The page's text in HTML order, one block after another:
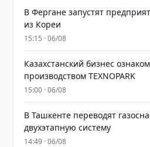
В Фергане запустят
из Кореи
15:15 · 06/08
Казахстанский бизнес
производством TEXNOPARK
15:00 · 06/08
В Ташкенте переводят
двухэтапную систему
14:49 · 06/08